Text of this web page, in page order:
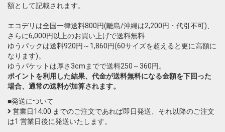
額として記載されます。
エコデリは全国一律送料800円(離島/沖縄は2,200円・代引不可)、
さらに6,000円以上のお買い上げで送料無料
ゆうパックは送料920円～1,860円(60サイズを超えると更に高額に
なります)。
ゆうパケットは厚さ3cmまでで送料250～360円。
ポイントを利用した結果、代金が送料無料になる金額を下回った
場合、通常の送料が加算されます。
■発送について
営業日14:00 までのご注文であれば即日発送、それ以降のご注文
は1 営業日後に発送いたします。